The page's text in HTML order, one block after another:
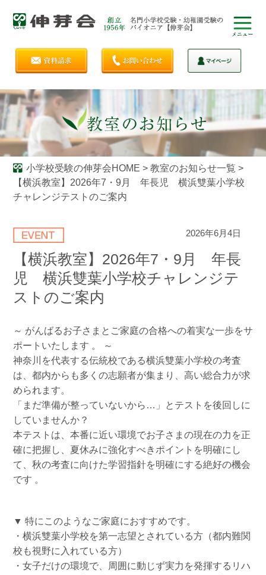
小学校受験の伸芽会HOME > 教室のお知らせ一覧 >
【横浜教室】2026年7・9月 年長児 横浜雙葉小学校
チャレンジテストのご案内
2026年6月4日
【横浜教室】2026年7・9月 年長
児 横浜雙葉小学校チャレンジテ
ストのご案内
～ がんばるお子さまとご家庭の合格への着実な一歩をサ
ポートいたします 。 ～
神奈川を代表する伝統校である横浜雙葉小学校の考査
は、都内からも多くの志願者が集まり、高い総合力が求
められます。
「まだ準備が整っていないから…」とテストを後回しに
していませんか？
本テストは、本番に近い環境でお子さまの現在の力を正
確に把握し、夏休みに強化すべきポイントを明確にし
て、秋の考査に向けた学習指針を明確にする絶好の機会
です 。
▼ 特にこのようなご家庭におすすめです。
・横浜雙葉小学校を第一志望とされている方（都内難関
校も視野に入れている方）
・女子だけの環境で、周囲に動じず実力を発揮するリハ